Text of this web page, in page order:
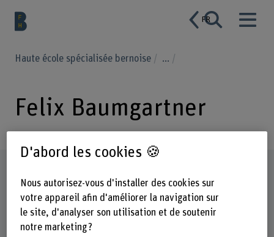
FR
Haute école spécialisée bernoise ...
Felix Baumgartner
D'abord les cookies 🍪
Nous autorisez-vous d'installer des cookies sur
votre appareil afin d'améliorer la navigation sur
le site, d'analyser son utilisation et de soutenir
notre marketing ?